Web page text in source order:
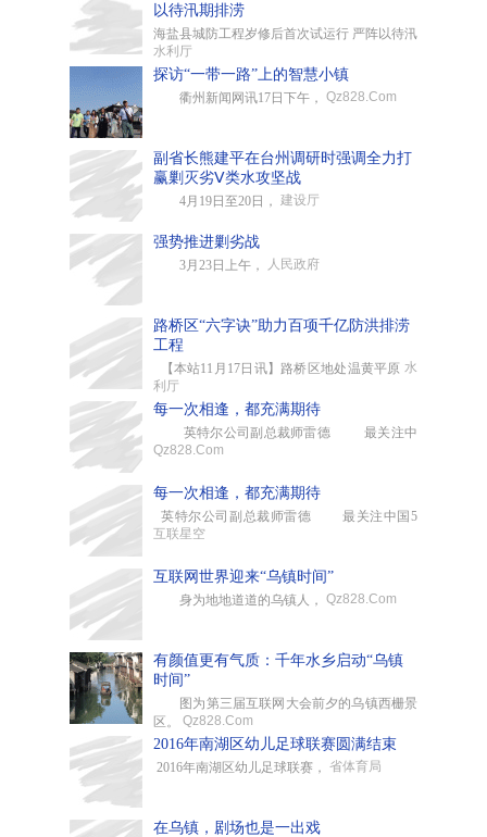
以待汛期排涝
海盐县城防工程岁修后首次试运行 严阵以待汛
水利厅
探访“一带一路”上的智慧小镇
衢州新闻网讯17日下午， Qz828.Com
副省长熊建平在台州调研时强调全力打
赢剿灭劣Ⅴ类水攻坚战
4月19日至20日， 建设厅
强势推进剿劣战
3月23日上午， 人民政府
路桥区“六字诀”助力百项千亿防洪排涝
工程
【本站11月17日讯】路桥区地处温黄平原 水
利厅
每一次相逢，都充满期待
英特尔公司副总裁师雷德 最关注中
Qz828.Com
每一次相逢，都充满期待
英特尔公司副总裁师雷德 最关注中国5
互联星空
互联网世界迎来“乌镇时间”
身为地地道道的乌镇人， Qz828.Com
有颜值更有气质：千年水乡启动“乌镇
时间”
图为第三届互联网大会前夕的乌镇西栅景
区。 Qz828.Com
2016年南湖区幼儿足球联赛圆满结束
2016年南湖区幼儿足球联赛， 省体育局
在乌镇，剧场也是一出戏